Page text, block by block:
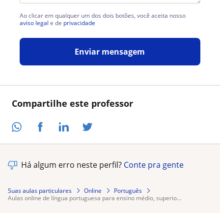
Compartilhe este professor
Ao clicar em qualquer um dos dois botões, você aceita nosso
aviso legal e de privacidade
Enviar mensagem
Há algum erro neste perfil? Conte pra gente
Suas aulas particulares Online
Português
aulas online de língua portuguesa para ensino médio, superio...